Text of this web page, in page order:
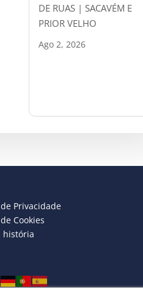
DE RUAS | SACAVÉM E
PRIOR VELHO
Ago 2, 2026
Privacidade
Cookies
história